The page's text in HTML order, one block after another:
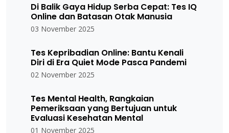
Di Balik Gaya Hidup Serba Cepat: Tes IQ
Online dan Batasan Otak Manusia
03 November 2025
Tes Kepribadian Online: Bantu Kenali
Diri di Era Quiet Mode Pasca Pandemi
02 November 2025
Tes Mental Health, Rangkaian
Pemeriksaan yang Bertujuan untuk
Evaluasi Kesehatan Mental
01 November 2025